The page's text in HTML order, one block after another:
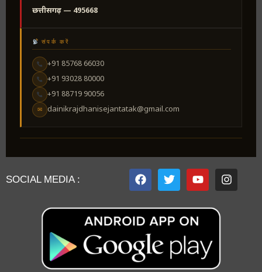
छत्तीसगढ़ — 495668
संपर्क करें
+91 85768 66030
+91 93028 80000
+91 88719 90056
✉ dainikrajdhanisejantatak@gmail.com
SOCIAL MEDIA :